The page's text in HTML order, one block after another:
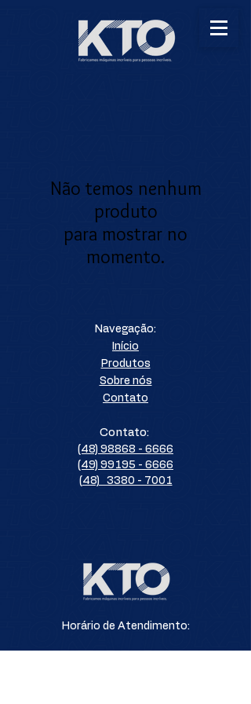
Não temos nenhum
produto
para mostrar no
momento.
Navegação:
Início
Produtos
Sobre nós
Contato
Contato:
(48) 98868 - 6666
(49) 99195 - 6666
(48) 3380 - 7001
Horário de Atendimento: